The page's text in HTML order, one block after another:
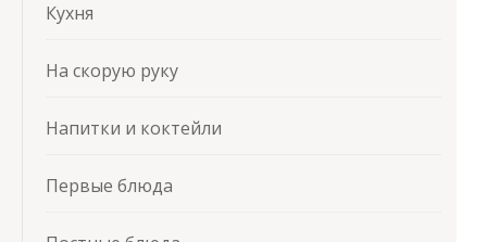
Кухня
На скорую руку
Напитки и коктейли
Первые блюда